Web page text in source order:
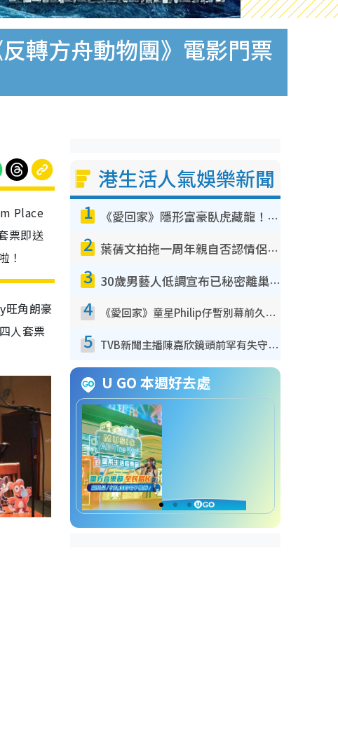
轉方舟動物團》電影門票
Place
票即送
！
旺角朗豪
人套票
港生活人氣娛樂新聞
1 《愛回家》隱形富豪臥虎藏龍！盤點12位財氣逼人的有錢藝人：呢位靚女3億身家唔憂做
2 葉蒨文拍拖一周年親自否認情侶關係？！被質疑感情造假竟稱GM「普通同事」
3 30歲男藝人低調宣布已秘密離巢！人氣急跌變失蹤人口︰「這幾年過得並不容易」
4 《愛回家》童星Philip仔暫別幕前久違現身！15歲近況暴風長高蛻變帥氣少男
5 TVB新聞主播陳嘉欣鏡頭前罕有失守！遭林超英一句說話突襲嚇親當場大笑
U GO 本週好去處